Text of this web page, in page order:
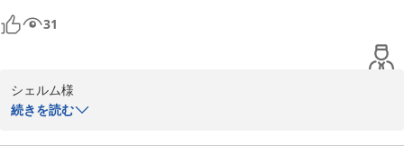
ぽんたろうs様ご家族にまたお会いできます日を、スタッフ一同心
城崎温泉 湯楽 Ｙｕｒａｋｕ Ｋｉｎｏｓａｋｉ Ｓｐａ＆Ｇａ
2026-07-01
31
シェルム様
この度は当館をご利用いただき、また満点のご評価と心温まるご投
続きを読む